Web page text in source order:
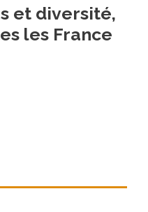
et diversité,
les France